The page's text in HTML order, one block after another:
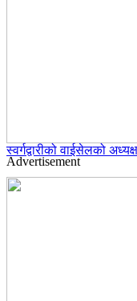
स्वर्गद्वारीको वाईसेलको
Advertisement